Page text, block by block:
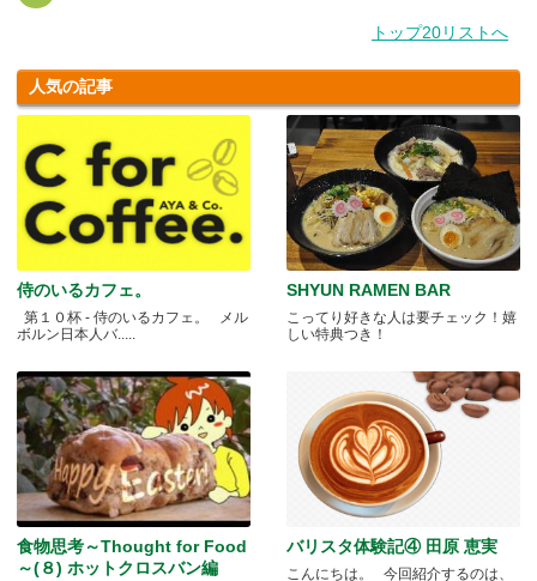
トップ20リストへ
人気の記事
侍のいるカフェ。
第１０杯 - 侍のいるカフェ。 メル
ボルン日本人バ.....
SHYUN RAMEN BAR
こってり好きな人は要チェック！嬉
しい特典つき！
食物思考～Thought for Food
～(８) ホットクロスバン編
バリスタ体験記④ 田原 恵実
こんにちは。 今回紹介するのは、